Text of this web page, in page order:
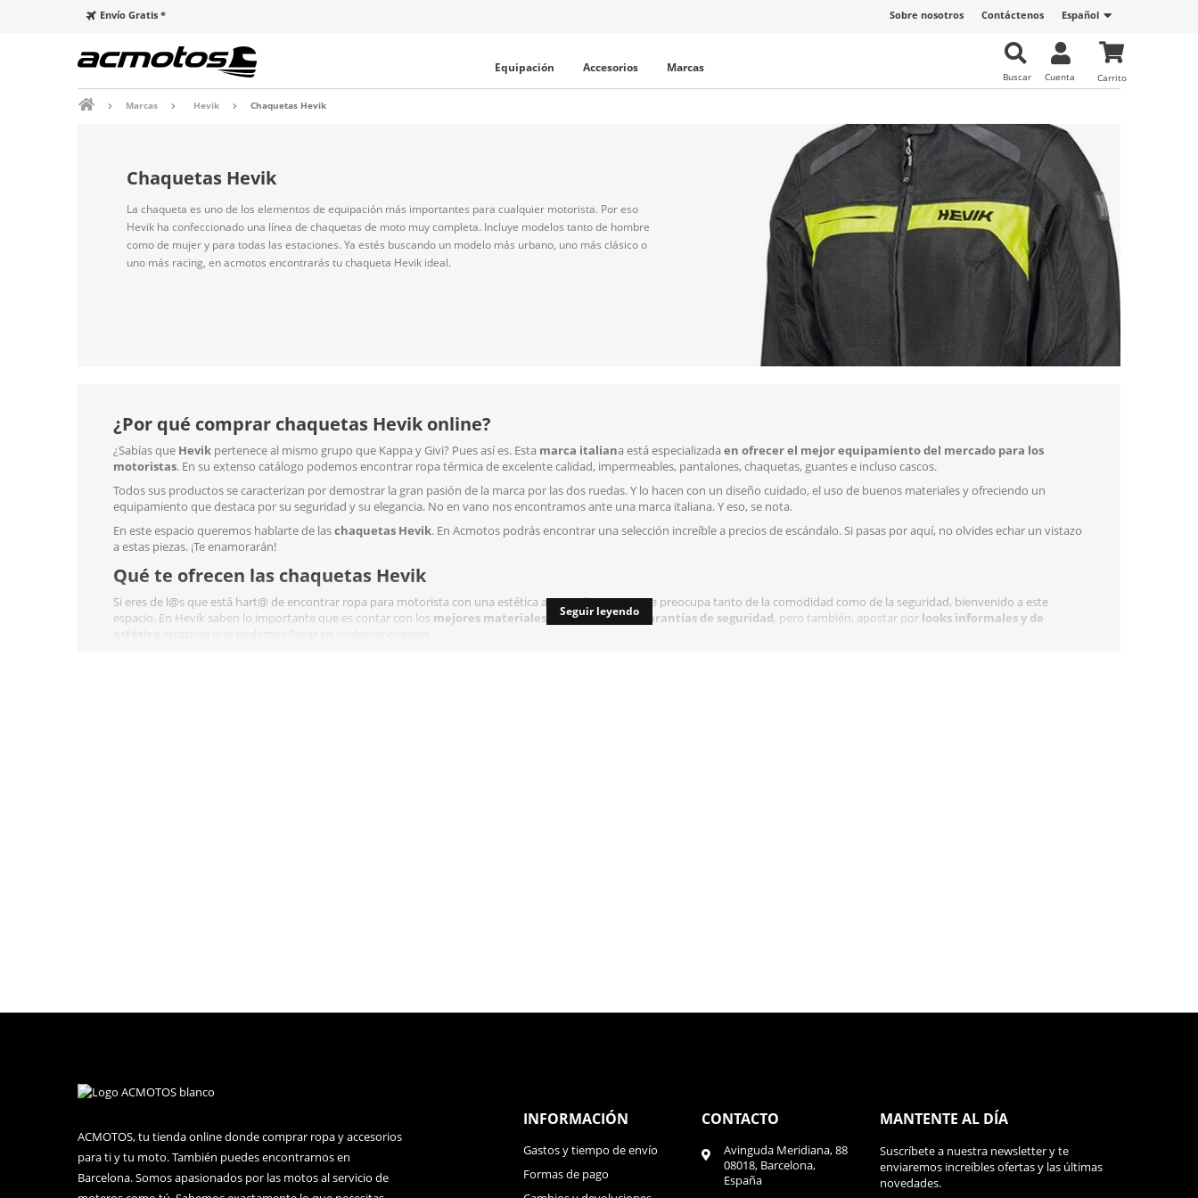
Español
Contáctenos
Sobre nosotros
Envío Gratis *
Carrito
Cuenta
Buscar
Equipación Accesorios Marcas
Marcas Hevik Chaquetas Hevik
Chaquetas Hevik
La chaqueta es uno de los elementos de equipación más importantes para cualquier motorista. Por eso
Hevik ha confeccionado una línea de chaquetas de moto muy completa. Incluye modelos tanto de hombre
como de mujer y para todas las estaciones. Ya estés buscando un modelo más urbano, uno más clásico o
uno más racing, en acmotos encontrarás tu chaqueta Hevik ideal.
¿Por qué comprar chaquetas Hevik online?
¿Sabías que Hevik pertenece al mismo grupo que Kappa y Givi? Pues así es. Esta marca italiana está especializada en ofrecer el mejor equipamiento del mercado para los
motoristas. En su extenso catálogo podemos encontrar ropa térmica de excelente calidad, impermeables, pantalones, chaquetas, guantes e incluso cascos.
Todos sus productos se caracterizan por demostrar la gran pasión de la marca por las dos ruedas. Y lo hacen con un diseño cuidado, el uso de buenos materiales y ofreciendo un
equipamiento que destaca por su seguridad y su elegancia. No en vano nos encontramos ante una marca italiana. Y eso, se nota.
En este espacio queremos hablarte de laschaquetas Hevik. En Acmotos podrás encontrar una selección increíble a precios de escándalo. Si pasas por aquí, no olvides echar un vistazo
a estas piezas. ¡Te enamorarán!
Qué te ofrecen las chaquetas Hevik
Si eres de l@s que está hart@ de encontrar ropa para motorista con una estética anticuada y que no se preocupa tanto de la comodidad como de la seguridad, bienvenido a este
espacio. En Hevik saben lo importante que es contar con los mejores materiales , ofrecer todas las garantías de seguridad, pero también, apostar por looks informales y de
Seguir leyendo
ACMOTOS, tu tienda online donde comprar ropa y accesorios
para ti y tu moto. También puedes encontrarnos en
Barcelona. Somos apasionados por las motos al servicio de
INFORMACIÓN
Gastos y tiempo de envío
Formas de pago
CONTACTO
Avinguda Meridiana, 88
08018, Barcelona,
España
MANTENTE AL DÍA
Suscríbete a nuestra newsletter y te
enviaremos increíbles ofertas y las últimas
novedades.